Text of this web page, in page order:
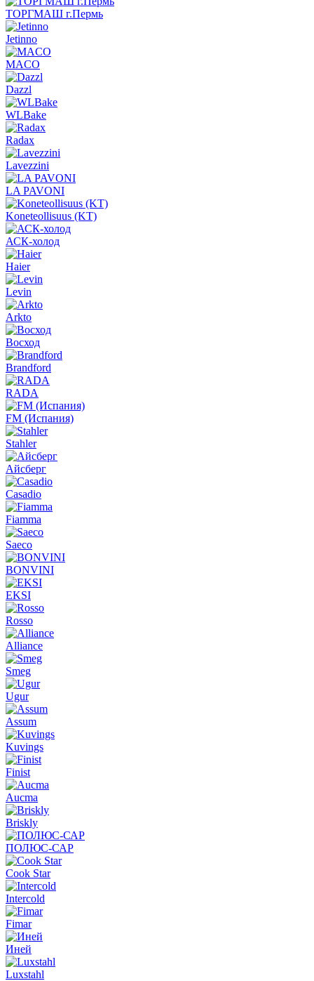
ТОРГМАШ г.Пермь
Jetinno
MACO
Dazzl
WLBake
Radax
Lavezzini
LA PAVONI
Koneteollisuus (KT)
АСК-холод
Haier
Levin
Arkto
Восход
Brandford
RADA
FM (Испания)
Stahler
Айсберг
Casadio
Fiamma
Saeco
BONVINI
EKSI
Rosso
Alliance
Smeg
Ugur
Assum
Kuvings
Finist
Aucma
Briskly
ПОЛЮС-САР
Cook Star
Intercold
Fimar
Иней
Luxstahl